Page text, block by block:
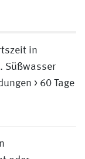
in
Süßwasser
> 60 Tage